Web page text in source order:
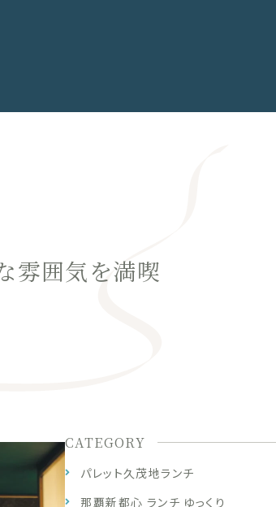
雰囲気を満喫
CATEGORY
パレット久茂地ランチ
那覇新都心 ランチ ゆっくり